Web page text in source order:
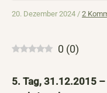
20. Dezember 2024 / 2
0 (0)
5. Tag, 31.12.2015